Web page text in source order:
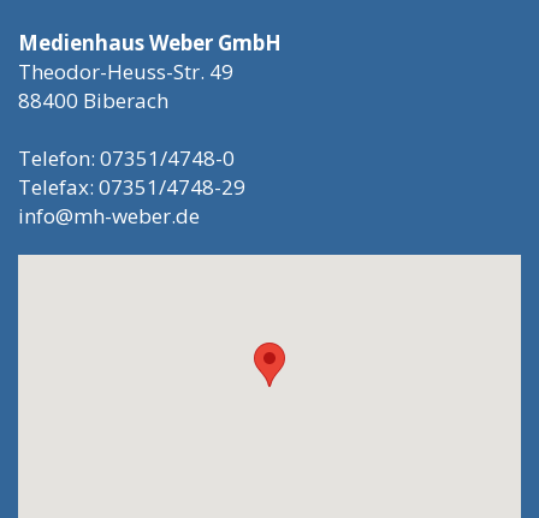
Medienhaus Weber GmbH
Theodor-Heuss-Str. 49
88400 Biberach
Telefon: 07351/4748-0
Telefax: 07351/4748-29
info@mh-weber.de